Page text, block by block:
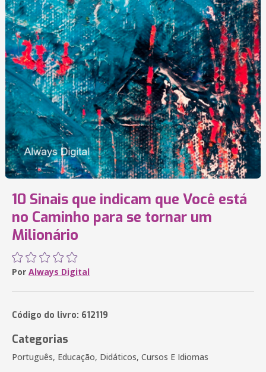
10 Sinais que indicam que Você está
no Caminho para se tornar um
Milionário
Por Always Digital
Código do livro: 612119
Categorias
Português, Educação, Didáticos, Cursos E Idiomas